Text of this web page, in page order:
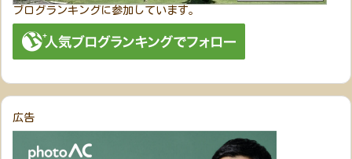
ブログランキングに参加しています。
広告